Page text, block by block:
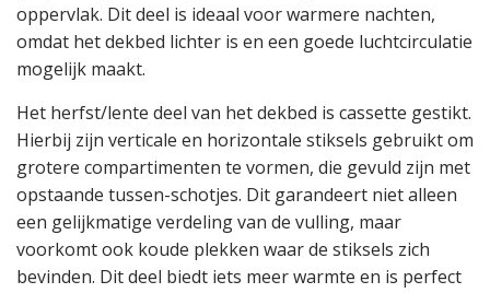
oppervlak. Dit deel is ideaal voor warmere nachten,
omdat het dekbed lichter is en een goede luchtcirculatie
mogelijk maakt.
Het herfst/lente deel van het dekbed is cassette gestikt.
Hierbij zijn verticale en horizontale stiksels gebruikt om
grotere compartimenten te vormen, die gevuld zijn met
opstaande tussen-schotjes. Dit garandeert niet alleen
een gelijkmatige verdeling van de vulling, maar
voorkomt ook koude plekken waar de stiksels zich
bevinden. Dit deel biedt iets meer warmte en is perfect